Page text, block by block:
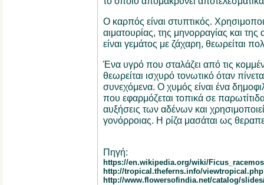
Ο καρπός είναι στυπτικός.
αιματουρίας, της μηνορραγίας και
είναι γεμάτος με ζάχαρη, θεωρείται
Ένα υγρό που σταλάζει από τις
θεωρείται ισχυρό τονωτικό όταν
συνεχόμενα. Ο χυμός είναι ένα
που εφαρμόζεται τοπικά σε
αυξήσεις των αδένων και
γονόρροιας. Η ρίζα μασάται ως
Πηγή:
https://en.wikipedia.org/wiki/
http://tropical.theferns.info/
http://www.flowersofindia.net/catalog/